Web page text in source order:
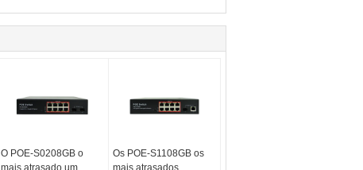
O POE-S0208GB o
mais atrasado um
Os POE-S1108GB os
mais atrasados